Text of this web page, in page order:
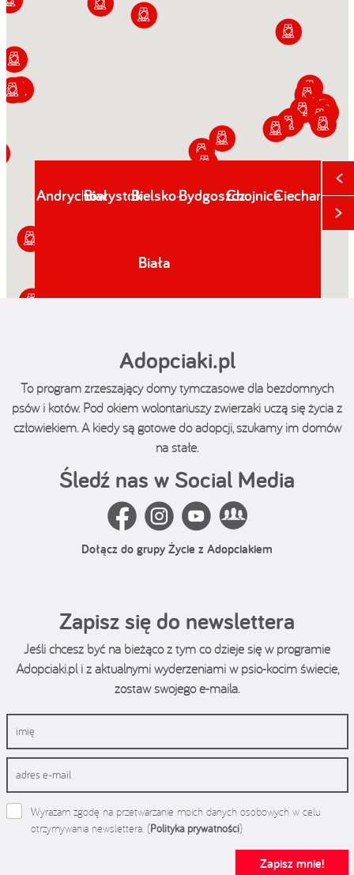
AndrychówBiałystokBielsko-
Biała
BydgoszczChojniceCiechanów
Adopciaki.pl
To program zrzeszający domy tymczasowe dla bezdomnych
psów i kotów. Pod okiem wolontariuszy zwierzaki uczą się życia z
człowiekiem. A kiedy są gotowe do adopcji, szukamy im domów
na stałe.
Śledź nas w Social Media
Dołącz do grupy Życie z Adopciakiem
Zapisz się do newslettera
Jeśli chcesz być na bieżąco z tym co dzieje się w programie
Adopciaki.pl i z aktualnymi wyderzeniami w psio-kocim świecie,
zostaw swojego e-maila.
Wyrażam zgodę na przetwarzanie moich danych osobowych w celu
otrzymywania newslettera. (Polityka prywatności)
Zapisz mnie!